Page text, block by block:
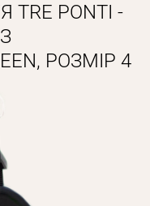
PONTI -
РОЗМІР 4